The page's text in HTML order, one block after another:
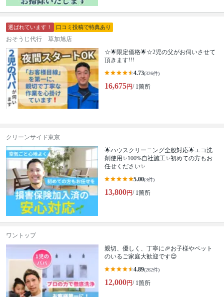
選ばれています！ 口コミ投稿で特典あり
おそうじ代行 草加旭店
☆🌟限定価格🌟☆2児の父がお伺いさせて
頂きます!!!
4.73(326件)
16,675円/ 1箇所
クリーンサイド東京
🌟ハウスクリーニング全般対応🌟エコ洗
剤使用✨100%自社施工✨初めての方もお
任せください✨
5.00(3件)
13,800円/ 1箇所
ワントップ
親切、優しく、丁寧に🎉お子様やペット
のいるご家庭大歓迎です😊
4.89(262件)
12,000円/ 1箇所